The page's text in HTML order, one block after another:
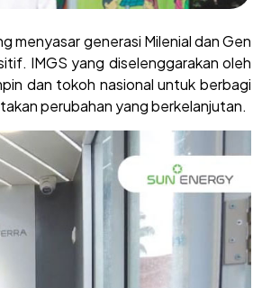
menyasar generasi Milenial dan Gen
IMGS yang diselenggarakan oleh
dan tokoh nasional untuk berbagi
perubahan yang berkelanjutan.